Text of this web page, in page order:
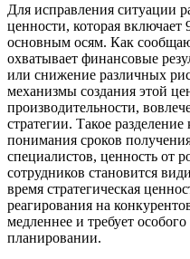
Для исправления ситуации
ценности, которая
основным осям. Как
охватывает финансовые
или снижение различных
механизмы создания этой
производительности,
стратегии. Такое
понимания сроков
специалистов, ценность от
сотрудников становится
время стратегическая
реагирования на
медленнее и требует
планировании.